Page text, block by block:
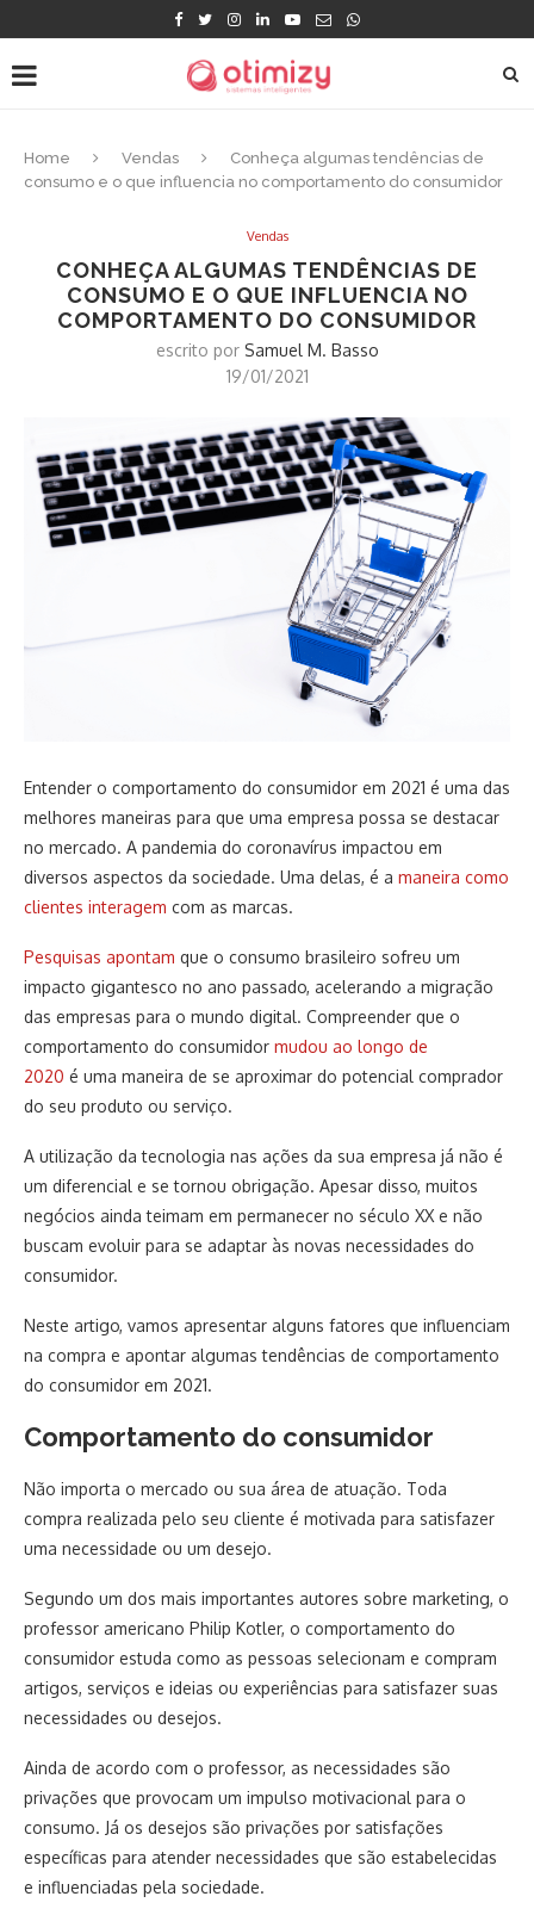
Home Vendas
Conheça algumas tendências de
consumo e o que influencia no comportamento do consumidor
Vendas
CONHEÇA ALGUMAS TENDÊNCIAS DE
CONSUMO E O QUE INFLUENCIA NO
COMPORTAMENTO DO CONSUMIDOR
escrito por Samuel M. Basso
19/01/2021
Entender o comportamento do consumidor em 2021 é uma das
melhores maneiras para que uma empresa possa se destacar
no mercado. A pandemia do coronavírus impactou em
diversos aspectos da sociedade. Uma delas, é a maneira como
clientes interagem com as marcas.
Pesquisas apontam que o consumo brasileiro sofreu um
impacto gigantesco no ano passado, acelerando a migração
das empresas para o mundo digital. Compreender que o
comportamento do consumidor mudou ao longo de
2020 é uma maneira de se aproximar do potencial comprador
do seu produto ou serviço.
A utilização da tecnologia nas ações da sua empresa já não é
um diferencial e se tornou obrigação. Apesar disso, muitos
negócios ainda teimam em permanecer no século XX e não
buscam evoluir para se adaptar às novas necessidades do
consumidor.
Neste artigo, vamos apresentar alguns fatores que influenciam
na compra e apontar algumas tendências de comportamento
do consumidor em 2021.
Comportamento do consumidor
Não importa o mercado ou sua área de atuação. Toda
compra realizada pelo seu cliente é motivada para satisfazer
uma necessidade ou um desejo.
Segundo um dos mais importantes autores sobre marketing, o
professor americano Philip Kotler, o comportamento do
consumidor estuda como as pessoas selecionam e compram
artigos, serviços e ideias ou experiências para satisfazer suas
necessidades ou desejos.
Ainda de acordo com o professor, as necessidades são
privações que provocam um impulso motivacional para o
consumo. Já os desejos são privações por satisfações
específicas para atender necessidades que são estabelecidas
e influenciadas pela sociedade.